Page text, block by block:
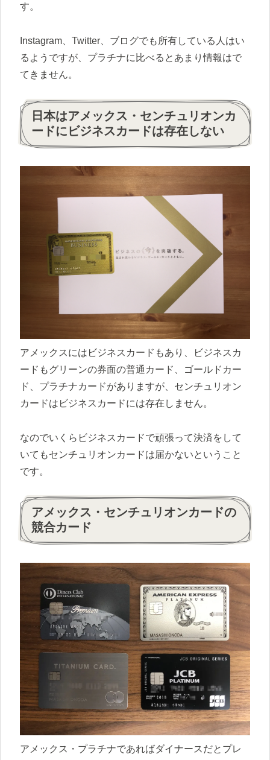
す。
Instagram、Twitter、ブログでも所有している人はい
るようですが、プラチナに比べるとあまり情報はで
てきません。
日本はアメックス・センチュリオンカ
ードにビジネスカードは存在しない
アメックスにはビジネスカードもあり、ビジネスカ
ードもグリーンの券面の普通カード、ゴールドカー
ド、プラチナカードがありますが、センチュリオン
カードはビジネスカードには存在しません。
なのでいくらビジネスカードで頑張って決済をして
いてもセンチュリオンカードは届かないということ
です。
アメックス・センチュリオンカードの
競合カード
アメックス・プラチナであればダイナースだとプレ